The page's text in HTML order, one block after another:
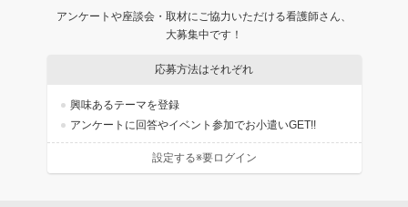
アンケートや座談会・取材にご協力いただける看護師さん、
大募集中です！
応募方法はそれぞれ
興味あるテーマを登録
アンケートに回答やイベント参加でお小遣いGET!!
設定する※要ログイン